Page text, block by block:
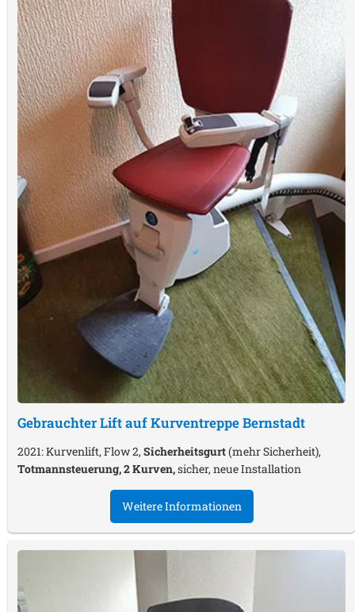
Gebrauchter Lift auf KurventreppeBernstadt
2021: Kurvenlift, Flow 2, Sicherheitsgurt(mehr Sicherheit),
Totmannsteuerung, 2 Kurven,sicher, neue Installation
Weitere Informationen